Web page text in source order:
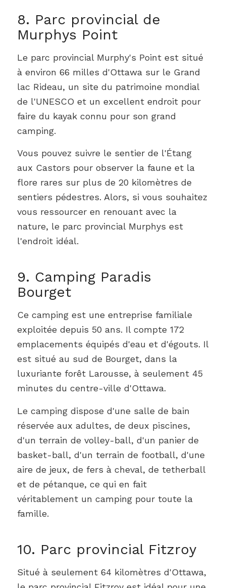
8. Parc provincial de
Murphys Point
Le parc provincial Murphy's Point est situé
à environ 66 milles d'Ottawa sur le Grand
lac Rideau, un site du patrimoine mondial
de l'UNESCO et un excellent endroit pour
faire du kayak connu pour son grand
camping.
Vous pouvez suivre le sentier de l'Étang
aux Castors pour observer la faune et la
flore rares sur plus de 20 kilomètres de
sentiers pédestres. Alors, si vous souhaitez
vous ressourcer en renouant avec la
nature, le parc provincial Murphys est
l'endroit idéal.
9. Camping Paradis
Bourget
Ce camping est une entreprise familiale
exploitée depuis 50 ans. Il compte 172
emplacements équipés d'eau et d'égouts. Il
est situé au sud de Bourget, dans la
luxuriante forêt Larousse, à seulement 45
minutes du centre-ville d'Ottawa.
Le camping dispose d'une salle de bain
réservée aux adultes, de deux piscines,
d'un terrain de volley-ball, d'un panier de
basket-ball, d'un terrain de football, d'une
aire de jeux, de fers à cheval, de tetherball
et de pétanque, ce qui en fait
véritablement un camping pour toute la
famille.
10. Parc provincial Fitzroy
Situé à seulement 64 kilomètres d'Ottawa,